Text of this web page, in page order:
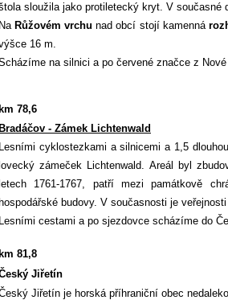
sloužila jako protiletecký kryt. V současné
Na Růžovém vrchu nad obcí stojí kamenná
16 m.
na silnici a po červené značce z
km 78,6
Bradáčov - Zámek Lichtenwald
Lesními cyklostezkami a silnicemi a 1,5
lovecký zámeček Lichtenwald. Areál byl
letech 1761-1767, patří mezi památkově
hospodářské budovy. V současnosti je
Lesními cestami a po sjezdovce scházíme do
km 81,8
Jiřetín
Jiřetín je horská příhraniční obec